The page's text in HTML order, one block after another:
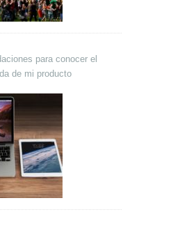
para conocer el
de mi producto